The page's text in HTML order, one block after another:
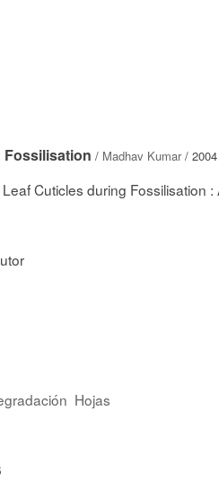
/ Madhav Kumar/ 2004
Cuticles during Fossilisation :
Hojas